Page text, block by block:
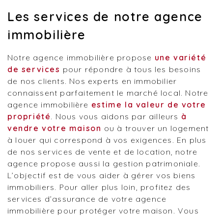
Les services de notre agence
immobilière
Notre agence immobilière propose une variété
de services pour répondre à tous les besoins
de nos clients. Nos experts en immobilier
connaissent parfaitement le marché local. Notre
agence immobilière estime la valeur de votre
propriété. Nous vous aidons par ailleurs à
vendre votre maison ou à trouver un logement
à louer qui correspond à vos exigences. En plus
de nos services de vente et de location, notre
agence propose aussi la gestion patrimoniale.
L’objectif est de vous aider à gérer vos biens
immobiliers. Pour aller plus loin, profitez des
services d’assurance de votre agence
immobilière pour protéger votre maison. Vous